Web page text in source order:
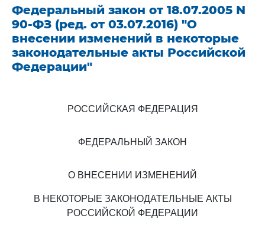
Федеральный закон от 18.07.2005 N
90-ФЗ (ред. от 03.07.2016) "О
внесении изменений в некоторые
законодательные акты Российской
Федерации"
РОССИЙСКАЯ ФЕДЕРАЦИЯ
ФЕДЕРАЛЬНЫЙ ЗАКОН
О ВНЕСЕНИИ ИЗМЕНЕНИЙ
В НЕКОТОРЫЕ ЗАКОНОДАТЕЛЬНЫЕ АКТЫ
РОССИЙСКОЙ ФЕДЕРАЦИИ